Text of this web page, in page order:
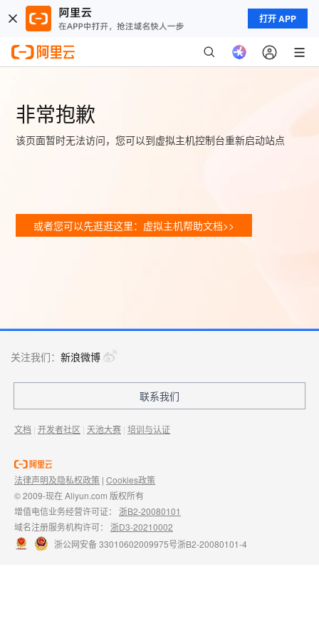
打开 APP
非常抱歉
该页面暂时无法访问，您可以到虚拟主机控制台重新启动站点
或者您可以先逛逛这里：虚拟主机帮助文档>>